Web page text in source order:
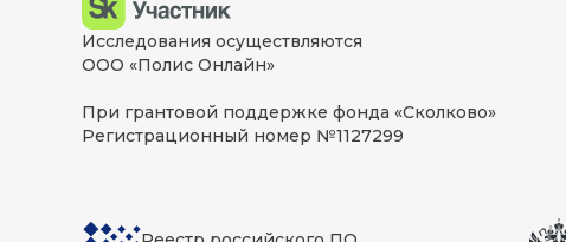
Исследования осуществляются
ООО «Полис Онлайн»
При грантовой поддержке фонда «Сколково»
Регистрационный номер №1127299